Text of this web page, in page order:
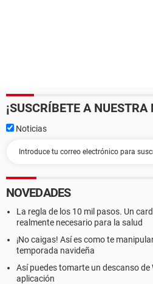
¡SUSCRÍBETE A NUESTRA
Noticias
NOVEDADES
La regla de los 10 mil pasos. Un
realmente necesario para la salud
¡No caigas! Así es como te
temporada navideña
Así puedes tomarte un descanso
aplicación